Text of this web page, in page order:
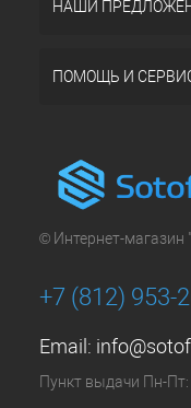
НАШИ
ПОМОЩЬ И
© Интернет-магазин
+7 (812) 953-
Email:
Пункт выдачи Пн-